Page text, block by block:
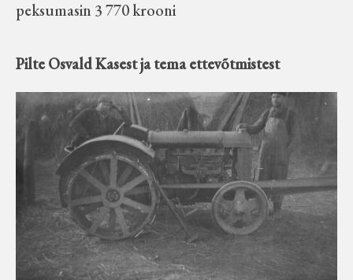
peksumasin 3 770 krooni
Pilte Osvald Kasest ja tema ettevõtmistest